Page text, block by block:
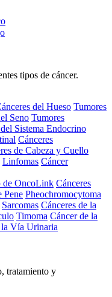
tipos de cáncer.
del Hueso Tumores
Seno Tumores
Sistema Endocrino
Cánceres
de Cabeza y Cuello
Linfomas Cáncer
de OncoLink Cánceres
Pene Pheochromocytoma
Sarcomas Cánceres de la
Timoma Cáncer de la
la Vía Urinaria
tratamiento y